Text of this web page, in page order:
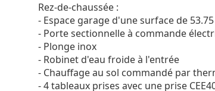
Rez-de-chaussée :
- Espace garage d'une surface de
- Porte sectionnelle à commande
- Plonge inox
- Robinet d'eau froide à l'entrée
- Chauffage au sol commandé par
- 4 tableaux prises avec une prise